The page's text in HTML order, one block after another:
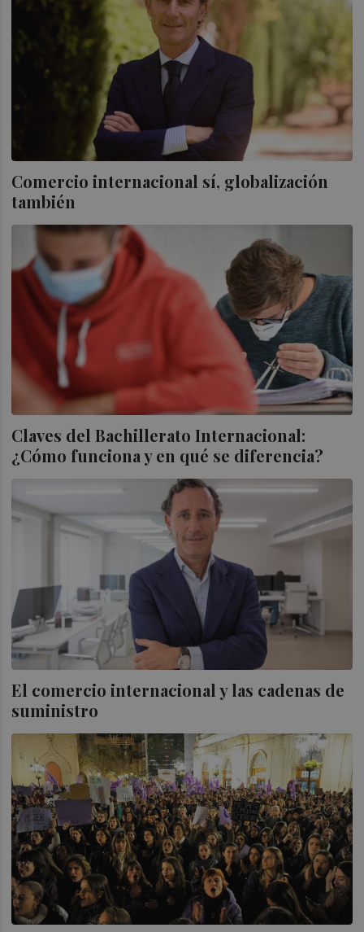
Comercio internacional sí, globalización
también
Claves del Bachillerato Internacional:
¿Cómo funciona y en qué se diferencia?
El comercio internacional y las cadenas de
suministro